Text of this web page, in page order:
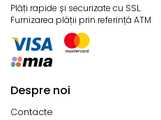
Plăți rapide și securizate cu SSL.
Furnizarea plății prin referință ATM
Despre noi
Contacte